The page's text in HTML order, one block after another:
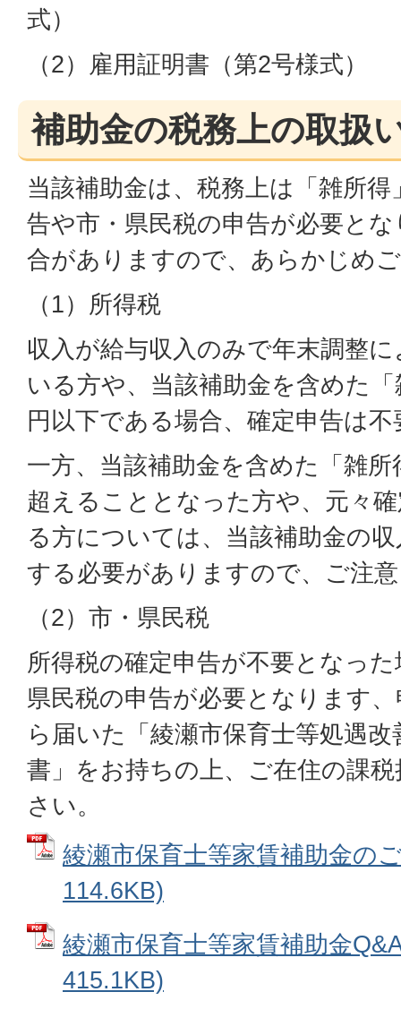
式）
（2）雇用証明書（第2号様式）
補助金の税務上の取扱
当該補助金は、税務上は「雑所
告や市・県民税の申告が必要と
合がありますので、あらかじめ
（1）所得税
収入が給与収入のみで年末調整
いる方や、当該補助金を含めた
円以下である場合、確定申告は
一方、当該補助金を含めた「雑
超えることとなった方や、元々
る方については、当該補助金の
する必要がありますので、ご注
（2）市・県民税
所得税の確定申告が不要となっ
県民税の申告が必要となります
ら届いた「綾瀬市保育士等処遇
書」をお持ちの上、ご在住の課
さい。
綾瀬市保育士等家賃補助金の
114.6KB)
綾瀬市保育士等家賃補助金
415.1KB)